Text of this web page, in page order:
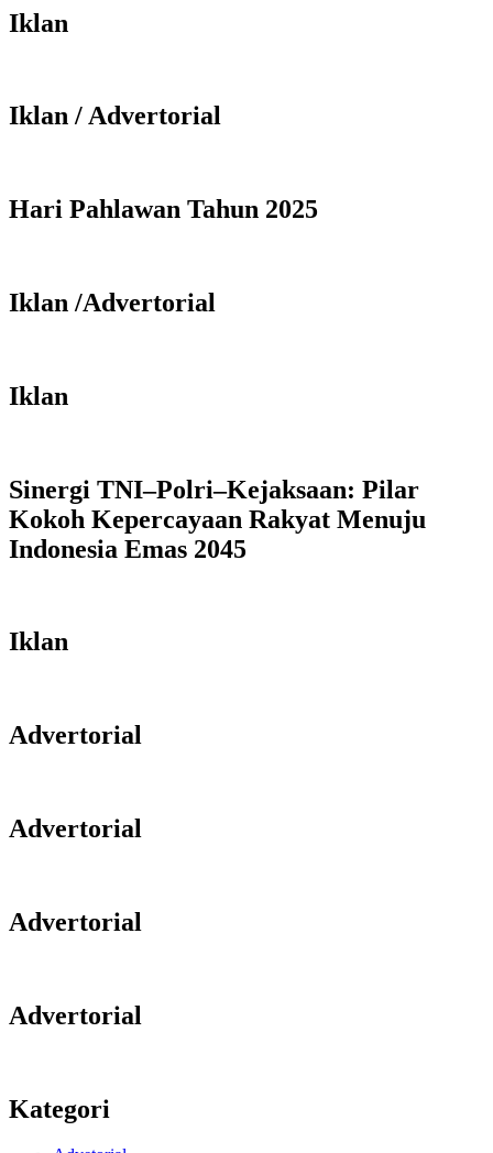
Iklan
Iklan / Advertorial
Hari Pahlawan Tahun 2025
Iklan /Advertorial
Iklan
Sinergi TNI–Polri–Kejaksaan: Pilar
Kokoh Kepercayaan Rakyat Menuju
Indonesia Emas 2045
Iklan
Advertorial
Advertorial
Advertorial
Advertorial
Kategori